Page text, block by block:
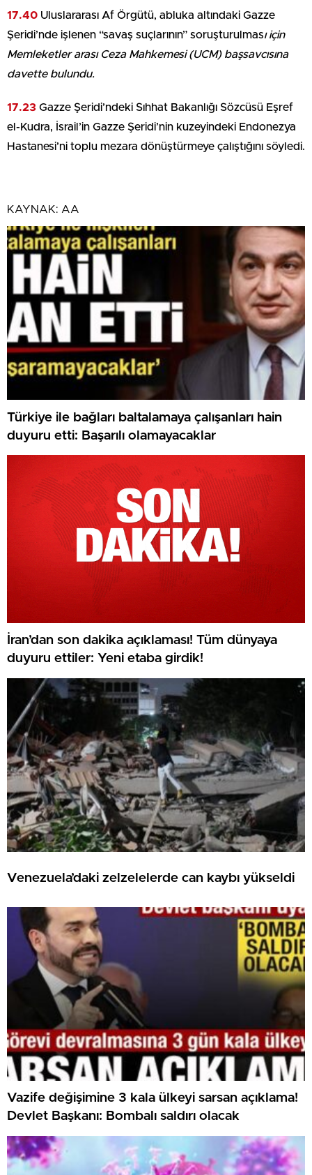
17.40 Uluslararası Af Örgütü, abluka altındaki Gazze
Şeridi’nde işlenen “savaş suçlarının” soruşturulması için
Memleketler arası Ceza Mahkemesi (UCM) başsavcısına
davette bulundu.
17.23 Gazze Şeridi’ndeki Sıhhat Bakanlığı Sözcüsü Eşref
el-Kudra, İsrail’in Gazze Şeridi’nin kuzeyindeki Endonezya
Hastanesi’ni toplu mezara dönüştürmeye çalıştığını söyledi.
KAYNAK: AA
Türkiye ile bağları baltalamaya çalışanları hain
duyuru etti: Başarılı olamayacaklar
İran’dan son dakika açıklaması! Tüm dünyaya
duyuru ettiler: Yeni etaba girdik!
Venezuela’daki zelzelelerde can kaybı yükseldi
Vazife değişimine 3 kala ülkeyi sarsan açıklama!
Devlet Başkanı: Bombalı saldırı olacak